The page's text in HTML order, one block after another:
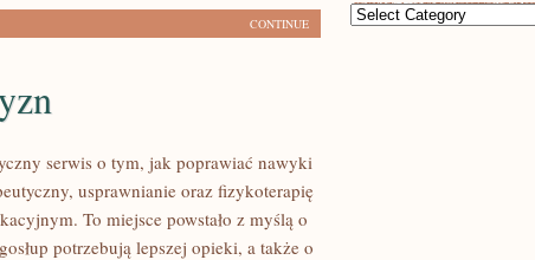
CONTINUE
serwis o tym, jak poprawiać nawyki
usprawnianie oraz fizykoterapię
To miejsce powstało z myślą o
potrzebują lepszej opieki, a także o
Categories